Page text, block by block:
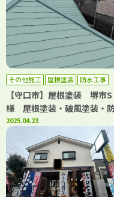
その他施工 屋根塗装 防水工事
【守口市】屋根塗装 堺市S
様 屋根塗装・破風塗装・
工事 アビリティペイント
2025.04.23